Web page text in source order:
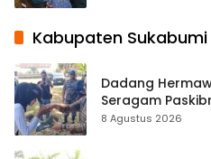
Kabupaten Sukabumi
Dadang
Seragam
8 Agustus 2026